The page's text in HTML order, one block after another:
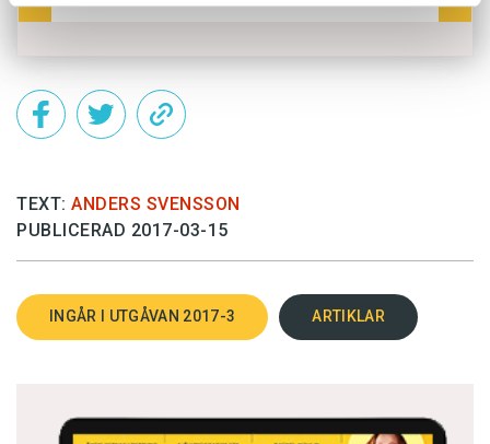
TEXT: ANDERS SVENSSON
PUBLICERAD 2017-03-15
INGÅR I UTGÅVAN 2017-3 ARTIKLAR